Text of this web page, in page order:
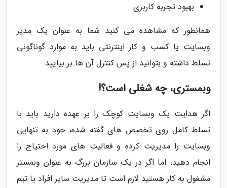
بهبود تجربه کاربری
همانطور که مشاهده می کنید شما به عنوان یک مدیر
وبسایت یا کسب و کار اینترنتی باید به موارد گوناگونی
تسلط داشته و بتوانید از پس کنترل آن ها بر بیایید.
وبمستری، چه شغلی است؟!
اگر هدایت یک وبسایت کوچک را بر عهده دارید باید با
تسلط کامل روی تخصص های گفته شده، خود به تنهایی
وبسایت را مدیریت کرده و فعالیت های مورد احتیاج را
انجام دهید، اما اگر در یک سازمان بزرگ به عنوان وبمستر
مشغول به کار هستید لازم است تا مدیریت سایر افراد یا تیم